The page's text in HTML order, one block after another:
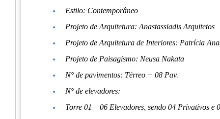
Estilo: Contemporâneo
Projeto de Arquitetura: Anastassiadis Arquitetos
Projeto de Arquitetura de Interiores: Patrícia
Projeto de Paisagismo: Neusa Nakata
N° de pavimentos: Térreo + 08 Pav.
N° de elevadores:
Torre 01 – 06 Elevadores, sendo 04 Privativos e